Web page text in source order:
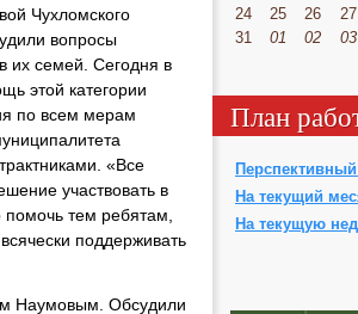
Чухломского
вопросы
их семей. Сегодня в
этой категории
по всем мерам
«Все
участвовать в
тем ребятам,
поддерживать
Наумовым. Обсудили
24
25 26 27
31
01 02 03
План
На текущий
На текущую